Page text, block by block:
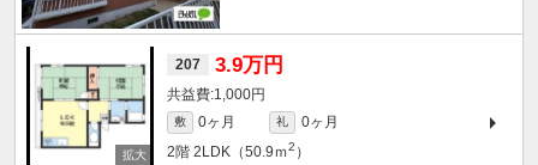
207 3.9万円
1,000円
敷 0ヶ月 礼
0ヶ月
2階 2LDK（50.9ｍ2 ）